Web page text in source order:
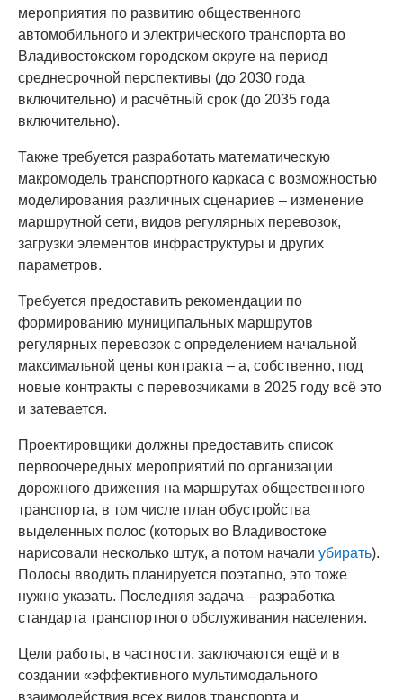
мероприятия по развитию общественного
автомобильного и электрического транспорта во
Владивостокском городском округе на период
среднесрочной перспективы (до 2030 года
включительно) и расчётный срок (до 2035 года
включительно).
Также требуется разработать математическую
макромодель транспортного каркаса с возможностью
моделирования различных сценариев – изменение
маршрутной сети, видов регулярных перевозок,
загрузки элементов инфраструктуры и других
параметров.
Требуется предоставить рекомендации по
формированию муниципальных маршрутов
регулярных перевозок с определением начальной
максимальной цены контракта – а, собственно, под
новые контракты с перевозчиками в 2025 году всё это
и затевается.
Проектировщики должны предоставить список
первоочередных мероприятий по организации
дорожного движения на маршрутах общественного
транспорта, в том числе план обустройства
выделенных полос (которых во Владивостоке
нарисовали несколько штук, а потом начали убирать).
Полосы вводить планируется поэтапно, это тоже
нужно указать. Последняя задача – разработка
стандарта транспортного обслуживания населения.
Цели работы, в частности, заключаются ещё и в
создании «эффективного мультимодального
взаимодействия всех видов транспорта и